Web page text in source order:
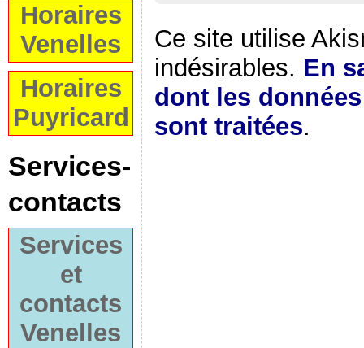
Horaires
Venelles
Horaires
Puyricard
Services-
contacts
Services
et
contacts
Venelles
Ce site utilise
indésirables. En
dont les
sont traitées.